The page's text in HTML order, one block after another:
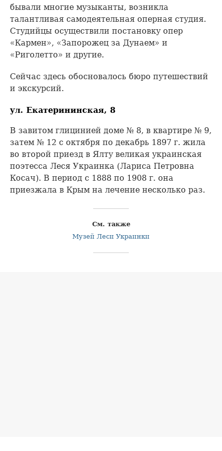
бывали многие музыканты, возникла
талантливая самодеятельная оперная студия.
Студийцы осуществили постановку опер
«Кармен», «Запорожец за Дунаем» и
«Риголетто» и другие.
Сейчас здесь обосновалось бюро путешествий
и экскурсий.
ул. Екатерининская, 8
В завитом глицинией доме № 8, в квартире № 9,
затем № 12 с октября по декабрь 1897 г. жила
во второй приезд в Ялту великая украинская
поэтесса Леся Украинка (Лариса Петровна
Косач). В период с 1888 по 1908 г. она
приезжала в Крым на лечение несколько раз.
См. также
Музей Леси Украинки